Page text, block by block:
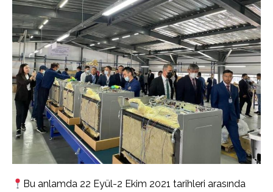
Bu anlamda 22 Eyül-2 Ekim 2021 tarihleri arasında